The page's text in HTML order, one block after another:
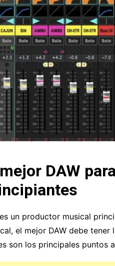
DAW
un productor musical
el mejor DAW debe
son los principales puntos